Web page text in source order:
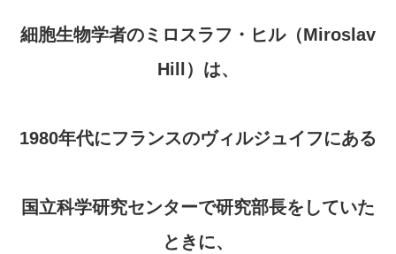
細胞生物学者のミロスラフ・ヒル（Miroslav
Hill）は、
1980年代にフランスのヴィルジュイフにある
国立科学研究センターで研究部長をしていた
ときに、